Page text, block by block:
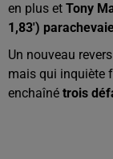
en plus et Tony
1,83')
Un nouveau
mais qui inquiète
enchaîné trois